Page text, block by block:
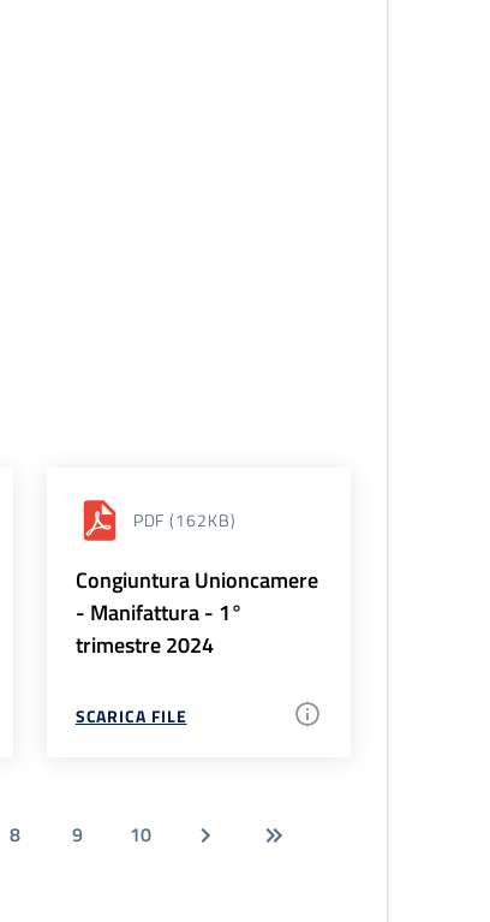
PDF (162KB)
Congiuntura Unioncamere
- Manifattura - 1°
trimestre 2024
SCARICA FILE
8 9 10